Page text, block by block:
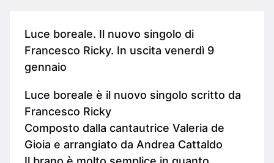
Luce boreale. Il nuovo singolo di
Francesco Ricky. In uscita venerdì 9
gennaio
Luce boreale è il nuovo singolo scritto da
Francesco Ricky
Composto dalla cantautrice Valeria de
Gioia e arrangiato da Andrea Cattaldo